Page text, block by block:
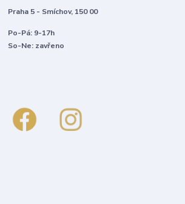
Praha 5 - Smíchov, 150 00
Po-Pá: 9-17h
So-Ne: zavřeno